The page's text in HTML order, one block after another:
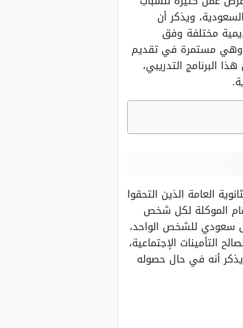
ويذكر أن
مختلفة وفق
المهارات والرغبات التي تم تحديدها لكل شخص، وقد بدأت الشركة في هذا البرنامج منذ العام 2020 وهي مستمرة في تقديم
البرنامج التدريبي،
العامة الذين التحقوا
الموكلة لكل شخص
الشخص عن الآخر، حيث بلغ متوسط دفع الرواتب مبلغ 3 آلاف ريال سعودي للشخص الواحد،
حيث يخصم ما نسبته 9 بالمئة من الراتب لصالح التأمينات الإجتماعية،
8 ساعات في اليوم الواحد، ويذكر أنه في حال حصوله